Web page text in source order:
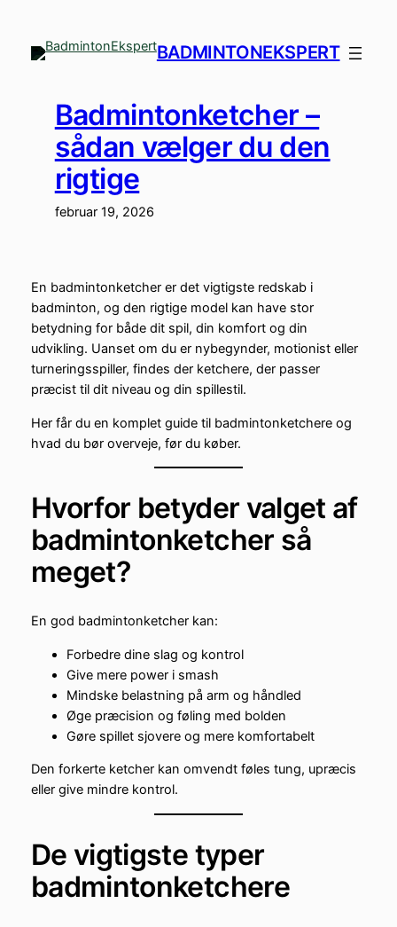
indhold
BADMINTONEKSPERT
Badmintonketcher –
sådan vælger du den
rigtige
februar 19, 2026
En badmintonketcher er det vigtigste redskab i
badminton, og den rigtige model kan have stor
betydning for både dit spil, din komfort og din
udvikling. Uanset om du er nybegynder, motionist eller
turneringsspiller, findes der ketchere, der passer
præcist til dit niveau og din spillestil.
Her får du en komplet guide til badmintonketchere og
hvad du bør overveje, før du køber.
Hvorfor betyder valget af
badmintonketcher så
meget?
En god badmintonketcher kan:
Forbedre dine slag og kontrol
Give mere power i smash
Mindske belastning på arm og håndled
Øge præcision og føling med bolden
Gøre spillet sjovere og mere komfortabelt
Den forkerte ketcher kan omvendt føles tung, upræcis
eller give mindre kontrol.
De vigtigste typer
badmintonketchere